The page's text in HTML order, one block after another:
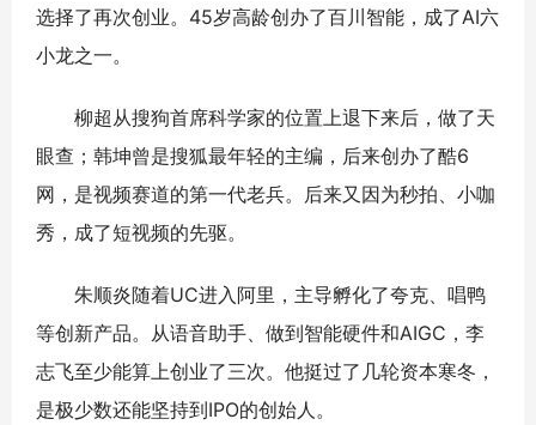
选择了再次创业。45岁高龄创办了百川智能，成了AI六
小龙之一。
柳超从搜狗首席科学家的位置上退下来后，做了天
眼查；韩坤曾是搜狐最年轻的主编，后来创办了酷6
网，是视频赛道的第一代老兵。后来又因为秒拍、小咖
秀，成了短视频的先驱。
朱顺炎随着UC进入阿里，主导孵化了夸克、唱鸭
等创新产品。从语音助手、做到智能硬件和AIGC，李
志飞至少能算上创业了三次。他挺过了几轮资本寒冬，
是极少数还能坚持到IPO的创始人。